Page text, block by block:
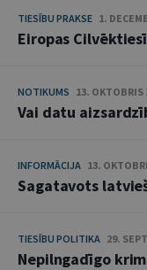
TIESĪBU PRAKSE 1.
Eiropas
NOTIKUMS 13. OKTOBRIS
Vai datu
INFORMĀCIJA 13.
Sagatavots
TIESĪBU POLITIKA 29.
Nepilngadīgo